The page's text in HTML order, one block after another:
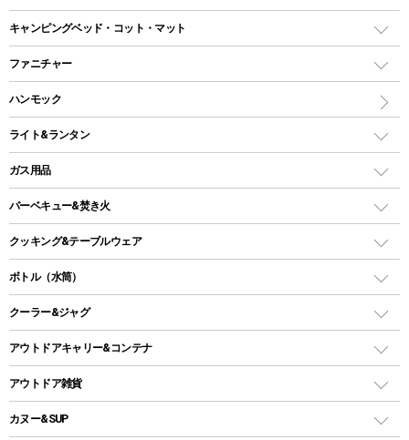
ツールームテント
ワンポールテント
シェルターテント
ロッジ型・オリジナルテント
タープ
スクエアタープ（レクタタープ）
メッシュタープ
自立式タープ
パラソル
テントアクセサリー
ペグ
レクタングラー型（封筒型）シュラフ
インナーシュラフ
キャンピングベッド・コット・マット
キャンピングベッド・コット
インフレータブルマット
ファニチャー
アウトドアテーブル
レジャーシート
ハンモック
ライト&ランタン
LEDランタン
ガスランタン
オイルランタン
LEDライト
ヘッドライト
キャンドル
ガス用品
ガスバーナー
ガス缶
ガストーチ、ライター
バーベキュー&焚き火
バーベキューコンロ、グリル
焚き火台タイプ（ロースタイル）グリル
卓上タイプグリル
パーティータイプグリル
鉄板、アミ
クッキング&テーブルウェア
ダッチオーブン
ホットサンドメーカー
クッカーセット
シェラカップ
ボトル（水筒）
ステンレスボトル
コップ付きタイプ
ワンタッチタイプ
プラスチックボトル
クーラー&ジャグ
クーラーボックス
クーラーバッグ
ウォータージャグ
アウトドアキャリー&コンテナ
アウトドアキャリー
アウトドア雑貨
バックパック&バッグ
カヌー&SUP